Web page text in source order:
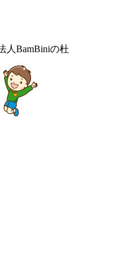
人BamBiniの杜